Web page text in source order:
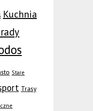
Kuchnia
Stare
Trasy